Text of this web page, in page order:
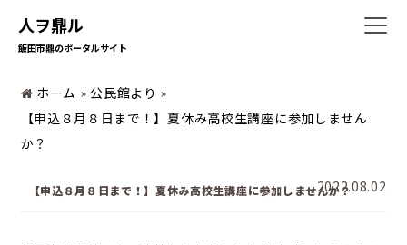
人ヲ鼎ル
飯田市鼎のポータルサイト
暮らしの情報
ホーム » 公民館より »
【申込８月８日まで！】夏休み高校生講座に参加しません
か？
2022.08.02
【申込８月８日まで！】夏休み高校生講座に参加しませんか？